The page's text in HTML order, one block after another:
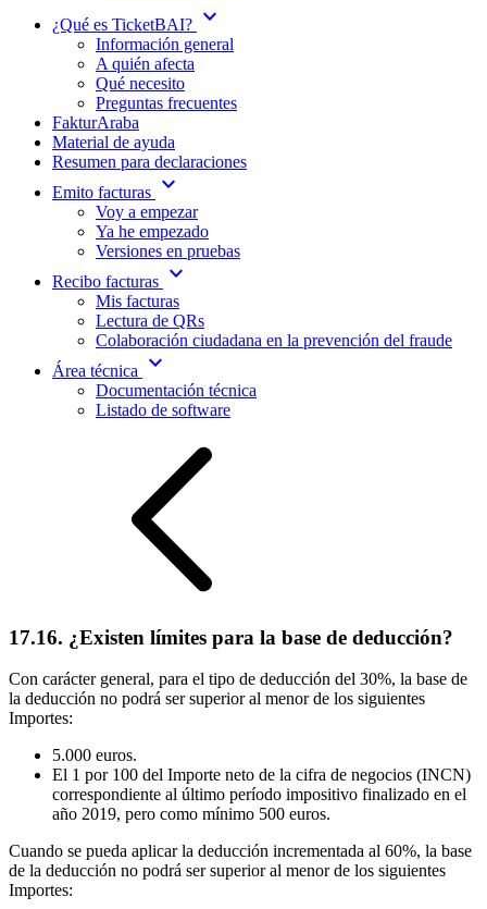
¿Qué es TicketBAI? expand_more
Información general
A quién afecta
Qué necesito
Preguntas frecuentes
FakturAraba
Material de ayuda
Resumen para declaraciones
Emito facturas expand_more
Voy a empezar
Ya he empezado
Versiones en pruebas
Recibo facturas expand_more
Mis facturas
Lectura de QRs
Colaboración ciudadana en la prevención del fraude
Área técnica
expand_more
Documentación técnica
Listado de software
17.16. ¿Existen límites para la base de deducción?
Con carácter general, para el tipo de deducción del 30%, la base de
la deducción no podrá ser superior al menor de los siguientes
Importes:
5.000 euros.
El 1 por 100 del Importe neto de la cifra de negocios (INCN)
correspondiente al último período impositivo finalizado en el
año 2019, pero como mínimo 500 euros.
Cuando se pueda aplicar la deducción incrementada al 60%, la base
de la deducción no podrá ser superior al menor de los siguientes
Importes: